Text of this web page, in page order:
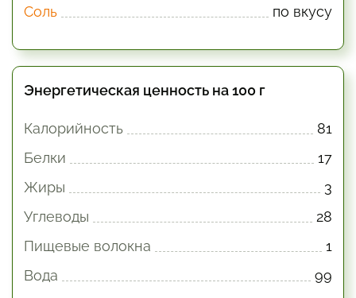
Соль
по вкусу
Энергетическая ценность на 100 г
Калорийность
81
Белки
17
Жиры
3
Углеводы
28
Пищевые волокна
1
Вода
99